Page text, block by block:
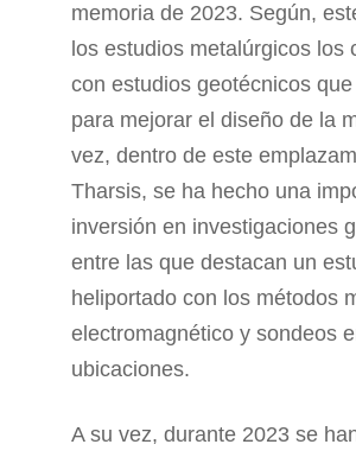
memoria de 2023. Según,
los estudios metalúrgicos los
con estudios geotécnicos
para mejorar el diseño de la
vez, dentro de este
Tharsis, se ha hecho una
inversión en investigaciones
entre las que destacan un
heliportado con los métodos
electromagnético y sondeos
ubicaciones.
A su vez, durante 2023 se